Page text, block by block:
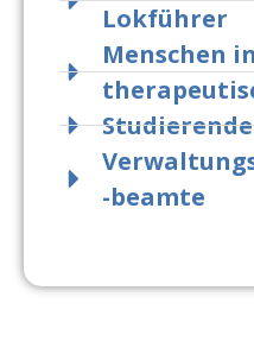
Lokführer
Menschen
Studierende
-beamte